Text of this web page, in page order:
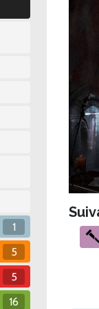
1
5
5
16